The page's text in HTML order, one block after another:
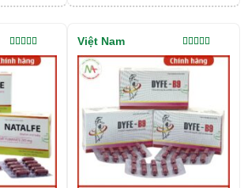
Được xếp
hạng5.00
sao
Được xếp
hạng5.00
sao
Việt Nam